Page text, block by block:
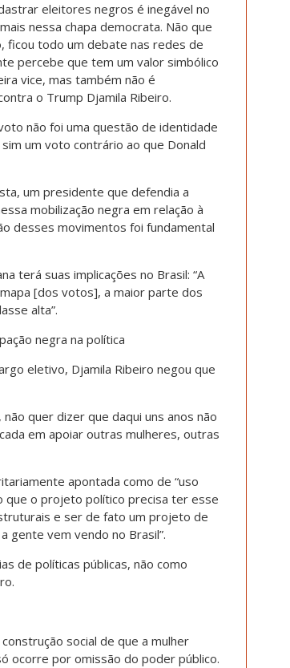
eleitores negros é inegável no
nessa chapa democrata. Não que
ficou todo um debate nas redes de
percebe que tem um valor simbólico
vice, mas também não é
o Trump Djamila Ribeiro.
não foi uma questão de identidade
um voto contrário ao que Donald
um presidente que defendia a
mobilização negra em relação à
desses movimentos foi fundamental
terá suas implicações no Brasil: “A
[dos votos], a maior parte dos
alta”.
negra na política
eletivo, Djamila Ribeiro negou que
quer dizer que daqui uns anos não
em apoiar outras mulheres, outras
apontada como de “uso
que o projeto político precisa ter esse
e ser de fato um projeto de
gente vem vendo no Brasil”.
de políticas públicas, não como
social de que a mulher
ocorre por omissão do poder público.